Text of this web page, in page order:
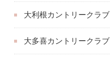
大利根カントリークラブ
大多喜カントリークラブ